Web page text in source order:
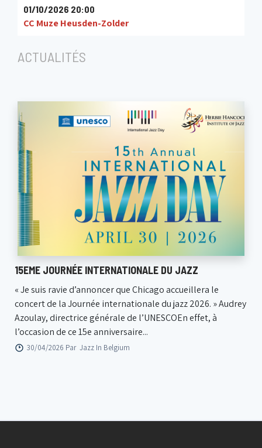
01/10/2026 20:00
CC Muze Heusden-Zolder
ACTUALITÉS
15EME JOURNÉE INTERNATIONALE DU JAZZ
« Je suis ravie d’annoncer que Chicago accueillera le
concert de la Journée internationale du jazz 2026. » Audrey
Azoulay, directrice générale de l’UNESCOEn effet, à
l’occasion de ce 15e anniversaire...
30/04/2026 Par Jazz In Belgium